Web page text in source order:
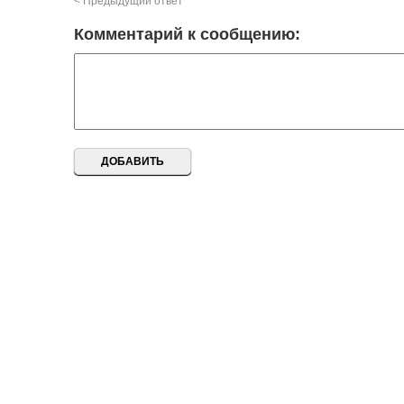
Комментарий к сообщению: